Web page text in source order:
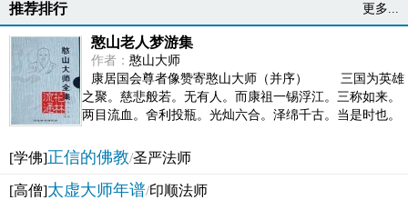
推荐排行 更多...
憨山老人梦游集
作者： 憨山大师
康居国会尊者像赞寄憨山大师（并序） 三国为英雄
之聚。慈悲般若。无有人。而康祖一锡浮江。三称如来。
两目流血。舍利投瓶。光灿六合。泽绵千古。当是时也。
[学佛]正信的佛教/圣严法师
[高僧]太虚大师年谱/印顺法师